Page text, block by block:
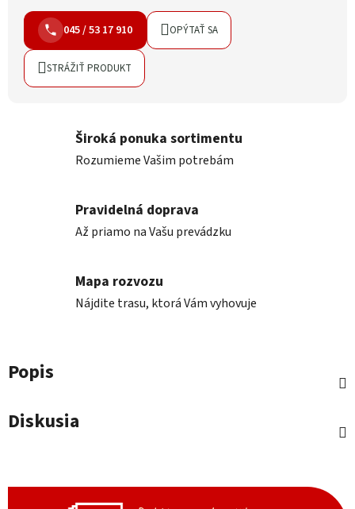
045 / 53 17 910 OPÝTAŤ SA
STRÁŽIŤ PRODUKT
Široká ponuka sortimentu
Rozumieme Vašim potrebám
Pravidelná doprava
Až priamo na Vašu prevádzku
Mapa rozvozu
Nájdite trasu, ktorá Vám vyhovuje
Popis
Diskusia